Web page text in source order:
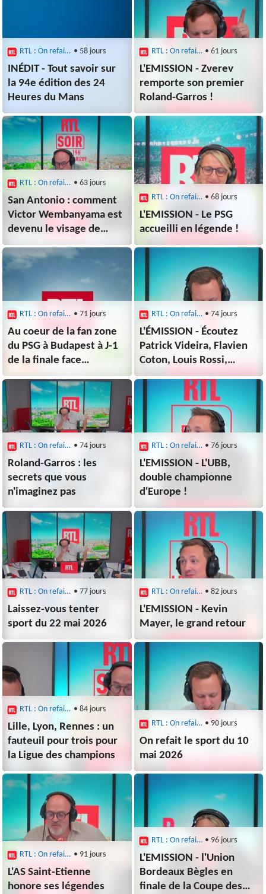
RTL : On refait le sport • 58 jours
INÉDIT - Tout savoir sur
la 94e édition des 24
Heures du Mans
RTL : On refait le sport • 61 jours
L'EMISSION - Zverev
remporte son premier
Roland-Garros !
RTL : On refait le sport • 63 jours
San Antonio : comment
Victor Wembanyama est
devenu le visage de
toute une ville
RTL : On refait le sport • 68 jours
L'EMISSION - Le PSG
accueilli en légende !
RTL : On refait le sport • 71 jours
Au coeur de la fan zone
du PSG à Budapest à J-1
de la finale face
à Arsenal
RTL : On refait le sport • 74 jours
L'ÉMISSION - Écoutez
Patrick Videira, Flavien
Coton, Louis Rossi,
Laurent Jalabert et
Pierre-Yves Gerbeau
RTL : On refait le sport • 74 jours
Roland-Garros : les
secrets que vous
n'imaginez pas
RTL : On refait le sport • 76 jours
L'EMISSION - L'UBB,
double championne
d'Europe !
RTL : On refait le sport • 77 jours
Laissez-vous tenter
sport du 22 mai 2026
RTL : On refait le sport • 82 jours
L'EMISSION - Kevin
Mayer, le grand retour
RTL : On refait le sport • 84 jours
Lille, Lyon, Rennes : un
fauteuil pour trois pour
la Ligue des champions
RTL : On refait le sport • 90 jours
On refait le sport du 10
mai 2026
RTL : On refait le sport • 91 jours
L'AS Saint-Etienne
honore ses légendes
RTL : On refait le sport • 96 jours
L'EMISSION - l'Union
Bordeaux Bègles en
finale de la Coupe des